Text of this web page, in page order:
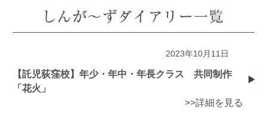
2023年10月11日
【託児荻窪校】年少・年中・年長クラス 共同制作
「花火」
>>詳細を見る